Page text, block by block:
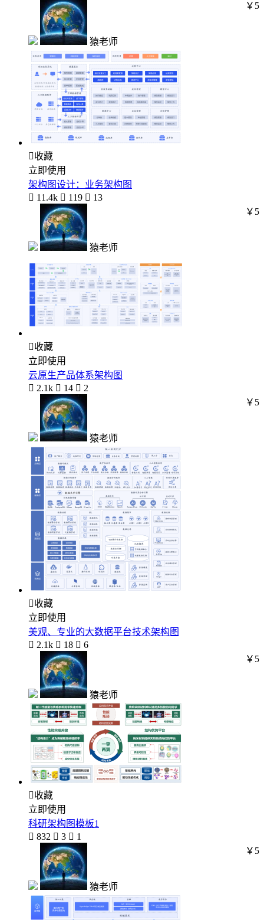
猿老师
￥5
收藏
立即使用
架构图设计：业务架构图
 11.4k  119  13
猿老师
￥5
收藏
立即使用
云原生产品体系架构图
 2.1k  14  2
猿老师
￥5
收藏
立即使用
美观、专业的大数据平台技术架构图
 2.1k  18  6
猿老师
￥5
收藏
立即使用
科研架构图模板1
 832  3  1
猿老师
￥5